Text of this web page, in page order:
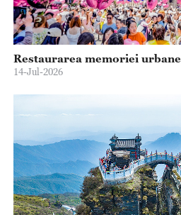
Restaurarea memoriei urbane
14-Jul-2026